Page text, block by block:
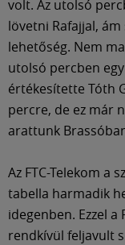
volt. Az utolsó
lövetni Rafajjal,
lehetőség. Nem
utolsó percben
értékesítette Tóth
percre, de ez már
arattunk
Az FTC-Telekom a
tabella harmadik
idegenben. Ezzel
rendkívül feljavult